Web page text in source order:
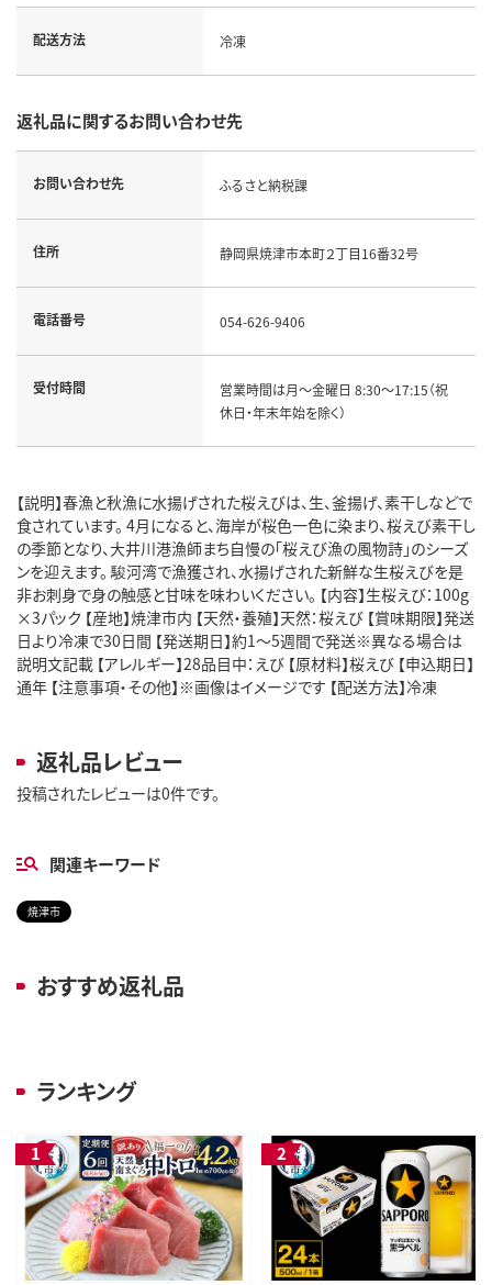
配送方法 冷凍
返礼品に関するお問い合わせ先
お問い合わせ先 ふるさと納税課
住所 静岡県焼津市本町２丁目16番32号
電話番号 054-626-9406
受付時間
営業時間は月～金曜日 8:30～17:15（祝
休日・年末年始を除く）
【説明】春漁と秋漁に水揚げされた桜えびは、生、釜揚げ、素干しなどで
食されています。 4月になると、海岸が桜色一色に染まり、桜えび素干し
の季節となり、大井川港漁師まち自慢の「桜えび漁の風物詩」のシーズ
ンを迎えます。 駿河湾で漁獲され、水揚げされた新鮮な生桜えびを是
非お刺身で身の触感と甘味を味わいください。 【内容】生桜えび：100g
×3パック 【産地】焼津市内 【天然・養殖】天然：桜えび 【賞味期限】発送
日より冷凍で30日間 【発送期日】約1～5週間で発送※異なる場合は
説明文記載 【アレルギー】28品目中：えび 【原材料】桜えび 【申込期日】
通年 【注意事項・その他】※画像はイメージです 【配送方法】冷凍
返礼品レビュー
投稿されたレビューは0件です。
関連キーワード
焼津市
おすすめ返礼品
ランキング